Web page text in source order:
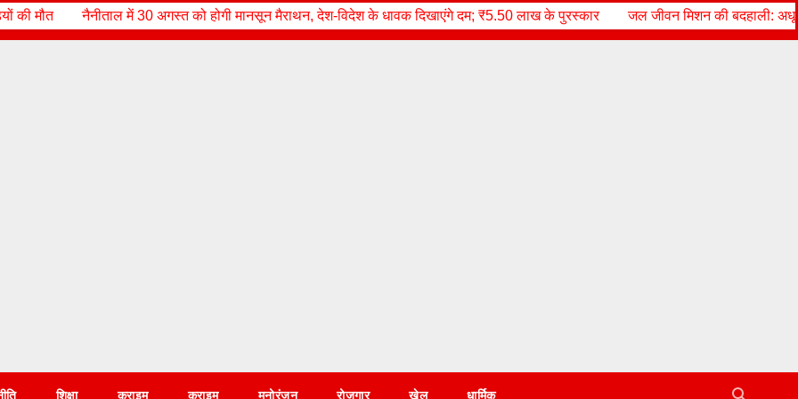
को होगी मानसून मैराथन, देश-विदेश के धावक दिखाएंगे दम; ₹5.50 लाख के पुरस्कार जल जीवन मिशन की बदहाली: अधूरे पड़े टैंक, पानी के लिए मीलों पैदल
शिक्षा क्राइम क्राइम मनोरंजन रोज़गार खेल धार्मिक